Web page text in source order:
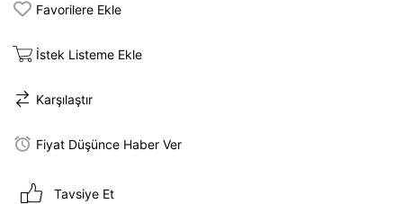
Favorilere Ekle
İstek Listeme Ekle
Karşılaştır
Fiyat Düşünce Haber Ver
Tavsiye Et